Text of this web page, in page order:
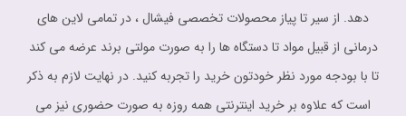
دهد. از سیر تا پیاز محصولات تخصصی فیشال ، در تمامی لاین های
درمانی از قبیل مواد تا دستگاه ها را به صورت مولتی برند عرضه می کند
تا با بودجه مورد نظر خودتون خرید را تجربه کنید. در نهایت لازم به ذکر
است که علاوه بر خرید اینترنتی همه روزه به صورت حضوری نیز می